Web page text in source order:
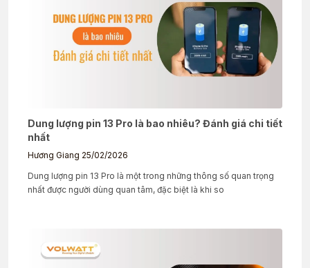
Dung lượng pin 13 Pro là bao nhiêu? Đánh giá chi tiết
nhất
Hương Giang 25/02/2026
Dung lượng pin 13 Pro là một trong những thông số quan trọng
nhất được người dùng quan tâm, đặc biệt là khi so